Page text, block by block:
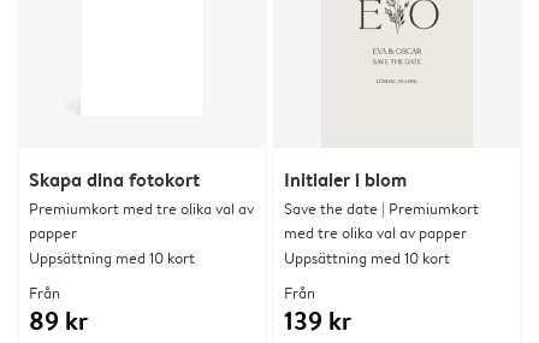
Skapa dina fotokort
Premiumkort med tre olika val av
papper
Uppsättning med 10 kort
Från
89 kr
Initialer i blom
Save the date | Premiumkort
med tre olika val av papper
Uppsättning med 10 kort
Från
139 kr